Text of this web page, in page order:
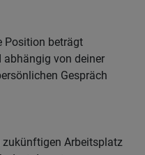
Position beträgt
abhängig von deiner
Gespräch
zukünftigen Arbeitsplatz